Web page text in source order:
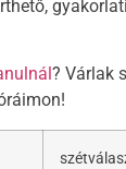
? Várlak